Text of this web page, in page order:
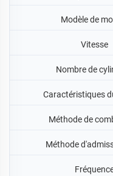
Modèle de
Vitesse
Nombre de
Caractéristiques
Méthode de
Méthode